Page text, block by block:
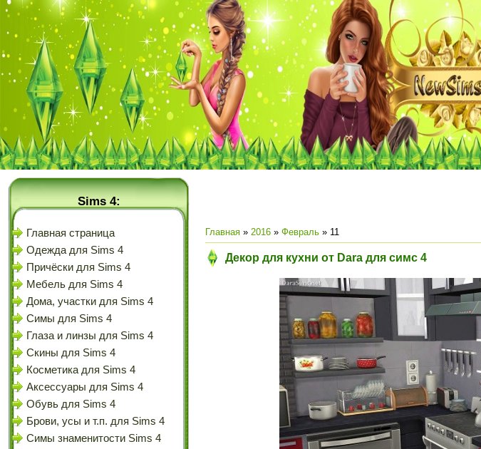
Sims 4:
Главная страница
Одежда для Sims 4
Причёски для Sims 4
Мебель для Sims 4
Дома, участки для Sims 4
Симы для Sims 4
Глаза и линзы для Sims 4
Скины для Sims 4
Косметика для Sims 4
Аксессуары для Sims 4
Обувь для Sims 4
Брови, усы и т.п. для Sims 4
Симы знаменитости Sims 4
Главная » 2016 » Февраль » 11
Декор для кухни от Dara для симс 4